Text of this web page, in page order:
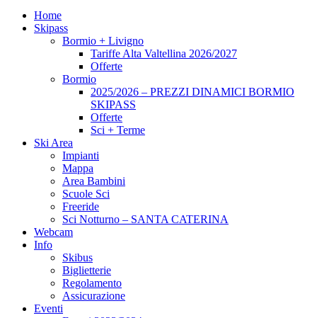
Home
Skipass
Bormio + Livigno
Tariffe Alta Valtellina 2026/2027
Offerte
Bormio
2025/2026 – PREZZI DINAMICI BORMIO
SKIPASS
Offerte
Sci + Terme
Ski Area
Impianti
Mappa
Area Bambini
Scuole Sci
Freeride
Sci Notturno – SANTA CATERINA
Webcam
Info
Skibus
Biglietterie
Regolamento
Assicurazione
Eventi